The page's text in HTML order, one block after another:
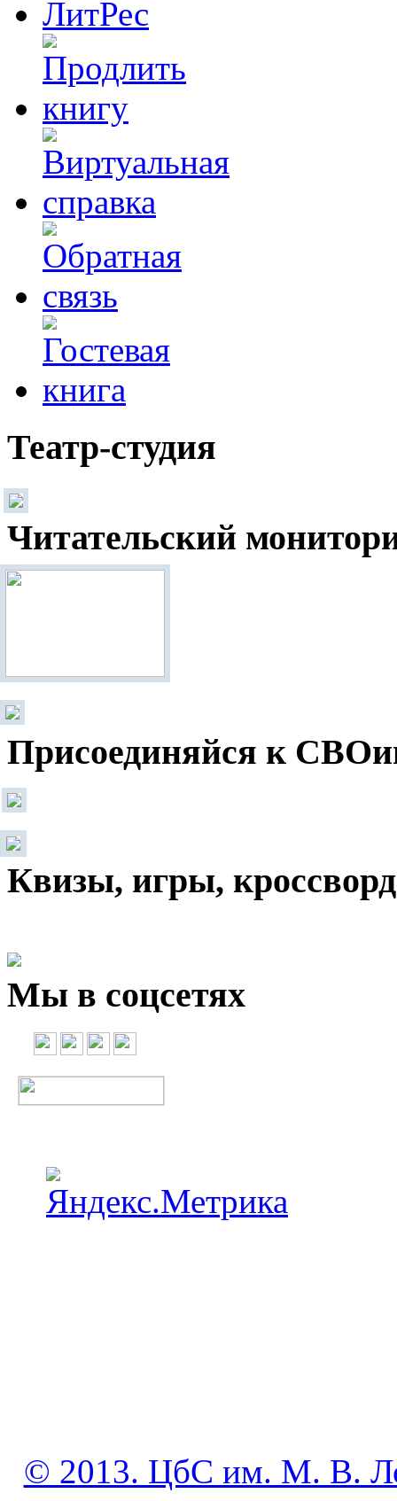
Театр-студия
Читательский
Присоединяйся к
Квизы, игры,
Мы в соцсетях
© 2013. ЦбС им. М. В.